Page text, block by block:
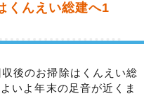
くんえい総建へ1
後のお掃除はくんえい総
いよ年末の足音が近くま